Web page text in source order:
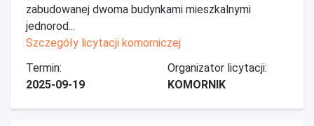
zabudowanej dwoma budynkami mieszkalnymi
jednorod...
Szczegóły licytacji komorniczej
Termin:
2025-09-19
Organizator licytacji:
KOMORNIK